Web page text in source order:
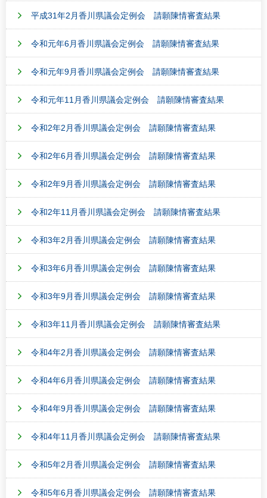
平成31年2月香川県議会定例会 請願陳情審査結果
令和元年6月香川県議会定例会 請願陳情審査結果
令和元年9月香川県議会定例会 請願陳情審査結果
令和元年11月香川県議会定例会 請願陳情審査結果
令和2年2月香川県議会定例会 請願陳情審査結果
令和2年6月香川県議会定例会 請願陳情審査結果
令和2年9月香川県議会定例会 請願陳情審査結果
令和2年11月香川県議会定例会 請願陳情審査結果
令和3年2月香川県議会定例会 請願陳情審査結果
令和3年6月香川県議会定例会 請願陳情審査結果
令和3年9月香川県議会定例会 請願陳情審査結果
令和3年11月香川県議会定例会 請願陳情審査結果
令和4年2月香川県議会定例会 請願陳情審査結果
令和4年6月香川県議会定例会 請願陳情審査結果
令和4年9月香川県議会定例会 請願陳情審査結果
令和4年11月香川県議会定例会 請願陳情審査結果
令和5年2月香川県議会定例会 請願陳情審査結果
令和5年6月香川県議会定例会 請願陳情審査結果